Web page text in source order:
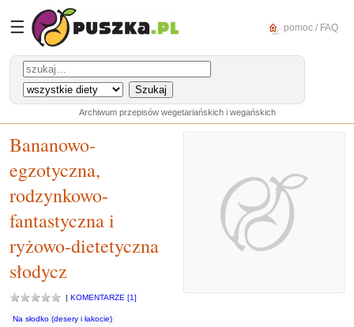
☰ pomoc / FAQ
Archiwum przepisów wegetariańskich i wegańskich
Bananowo-
egzotyczna,
rodzynkowo-
fantastyczna i
ryżowo-dietetyczna
słodycz
| KOMENTARZE [1]
Na słodko (desery i łakocie)